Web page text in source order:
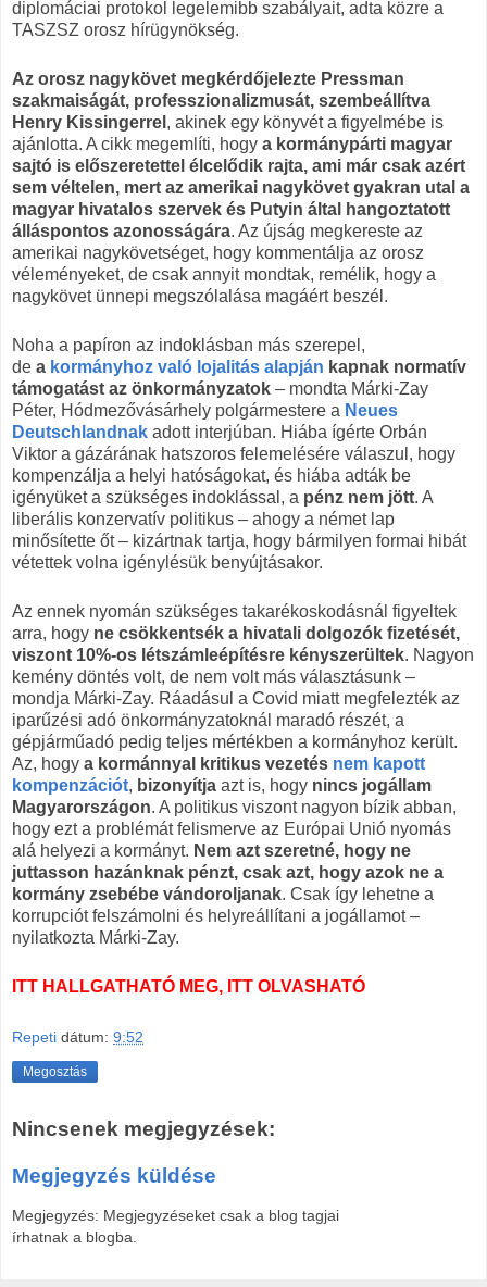
diplomáciai protokol legelemibb szabályait, adta közre a
TASZSZ orosz hírügynökség.
Az orosz nagykövet megkérdőjelezte Pressman
szakmaiságát, professzionalizmusát, szembeállítva
Henry Kissingerrel , akinek egy könyvét a figyelmébe is
ajánlotta. A cikk megemlíti, hogy a kormánypárti magyar
sajtó is előszeretettel élcelődik rajta, ami már csak azért
sem véltelen, mert az amerikai nagykövet gyakran utal a
magyar hivatalos szervek és Putyin által hangoztatott
álláspontos azonosságára. Az újság megkereste az
amerikai nagykövetséget, hogy kommentálja az orosz
véleményeket, de csak annyit mondtak, remélik, hogy a
nagykövet ünnepi megszólalása magáért beszél.
Noha a papíron az indoklásban más szerepel,
de a kormányhoz való lojalitás alapján kapnak normatív
támogatást az önkormányzatok – mondta Márki-Zay
Péter, Hódmezővásárhely polgármestere a Neues
Deutschlandnak adott interjúban. Hiába ígérte Orbán
Viktor a gázárának hatszoros felemelésére válaszul, hogy
kompenzálja a helyi hatóságokat, és hiába adták be
igényüket a szükséges indoklással, a pénz nem jött. A
liberális konzervatív politikus – ahogy a német lap
minősítette őt – kizártnak tartja, hogy bármilyen formai hibát
vétettek volna igénylésük benyújtásakor.
Az ennek nyomán szükséges takarékoskodásnál figyeltek
arra, hogy ne csökkentsék a hivatali dolgozók fizetését,
viszont 10%-os létszámleépítésre kényszerültek. Nagyon
kemény döntés volt, de nem volt más választásunk –
mondja Márki-Zay. Ráadásul a Covid miatt megfelezték az
iparűzési adó önkormányzatoknál maradó részét, a
gépjárműadó pedig teljes mértékben a kormányhoz került.
Az, hogy a kormánnyal kritikus vezetés nem kapott
kompenzációt, bizonyítja azt is, hogy nincs jogállam
Magyarországon. A politikus viszont nagyon bízik abban,
hogy ezt a problémát felismerve az Európai Unió nyomás
alá helyezi a kormányt. Nem azt szeretné, hogy ne
juttasson hazánknak pénzt, csak azt, hogy azok ne a
kormány zsebébe vándoroljanak. Csak így lehetne a
korrupciót felszámolni és helyreállítani a jogállamot –
nyilatkozta Márki-Zay.
ITT HALLGATHATÓ MEG, ITT OLVASHATÓ
Repeti dátum: 9:52
Megosztás
Nincsenek megjegyzések:
Megjegyzés küldése
Megjegyzés: Megjegyzéseket csak a blog tagjai
írhatnak a blogba.